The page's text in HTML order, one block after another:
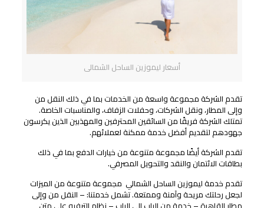
أسعار ليموزين الساحل الشمالى
تقدم الشركة مجموعة واسعة من الخدمات بما في ذلك النقل من
وإلى المطار، ونقل الشركات، وحفلات الزفاف، والمناسبات الخاصة.
تمتلك الشركة فريقًا من السائقين المحترفين والمهذبين الذين يكرسون
جهودهم لتقديم أفضل خدمة ممكنة لعملائهم.
تقدم الشركة أيضًا مجموعة متنوعة من خيارات الدفع بما في ذلك
بطاقات الائتمان والنقد والتحويل المصرفي.
تقدم خدمة ليموزين الساحل الشمالي مجموعة متنوعة من الميزات
لجعل رحلتك مريحة وآمنة وممتعة. تشمل خدمتنا: – النقل من وإلى